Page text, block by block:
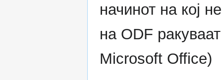
начинот на кој
на ODF
Microsoft Office)